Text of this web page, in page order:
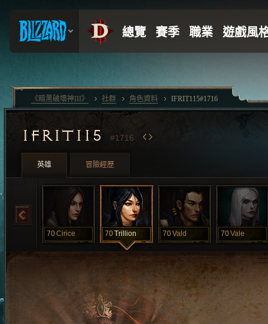
IFRIT115 #1716
英雄 冒險經歷
70Cirice 70Trillion 70Vald 70Vale
《暗黑破壞神III》 社群 角色資料 IFRIT115#1716